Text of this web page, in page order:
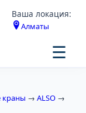
Ваша локация:
Алматы
☰
→ ALSO →